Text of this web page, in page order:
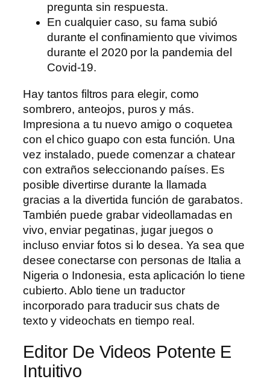
pregunta sin respuesta.
En cualquier caso, su fama subió
durante el confinamiento que vivimos
durante el 2020 por la pandemia del
Covid-19.
Hay tantos filtros para elegir, como
sombrero, anteojos, puros y más.
Impresiona a tu nuevo amigo o coquetea
con el chico guapo con esta función. Una
vez instalado, puede comenzar a chatear
con extraños seleccionando países. Es
posible divertirse durante la llamada
gracias a la divertida función de garabatos.
También puede grabar videollamadas en
vivo, enviar pegatinas, jugar juegos o
incluso enviar fotos si lo desea. Ya sea que
desee conectarse con personas de Italia a
Nigeria o Indonesia, esta aplicación lo tiene
cubierto. Ablo tiene un traductor
incorporado para traducir sus chats de
texto y videochats en tiempo real.
Editor De Videos Potente E
Intuitivo